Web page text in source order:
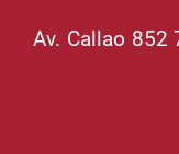
Av. Callao 852